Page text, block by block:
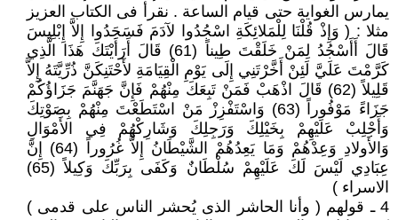
يمارس الغواية حتى قيام الساعة . نقرأ فى الكتاب العزيز
مثلا : ( وَإِذْ قُلْنَا لِلْمَلائِكَةِ اسْجُدُوا لآدَمَ فَسَجَدُوا إِلاَّ إِبْلِيسَ
قَالَ أَأَسْجُدُ لِمَنْ خَلَقْتَ طِيناً (61) قَالَ أَرَأَيْتَكَ هَذَا الَّذِي
كَرَّمْتَ عَلَيَّ لَئِنْ أَخَّرْتَنِي إِلَى يَوْمِ الْقِيَامَةِ لأَحْتَنِكَنَّ ذُرِّيَّتَهُ إِلاَّ
قَلِيلاً (62) قَالَ اذْهَبْ فَمَنْ تَبِعَكَ مِنْهُمْ فَإِنَّ جَهَنَّمَ جَزَاؤُكُمْ
جَزَاءً مَوْفُوراً (63) وَاسْتَفْزِزْ مَنْ اسْتَطَعْتَ مِنْهُمْ بِصَوْتِكَ
وَأَجْلِبْ عَلَيْهِمْ بِخَيْلِكَ وَرَجِلِكَ وَشَارِكْهُمْ فِي الأَمْوَالِ
وَالأَولادِ وَعِدْهُمْ وَمَا يَعِدُهُمْ الشَّيْطَانُ إِلاَّ غُرُوراً (64) إِنَّ
عِبَادِي لَيْسَ لَكَ عَلَيْهِمْ سُلْطَانٌ وَكَفَى بِرَبِّكَ وَكِيلاً (65)
الاسراء )
4 ـ قولهم ( وأنا الحاشر الذى يُحشر الناس على قدمى )